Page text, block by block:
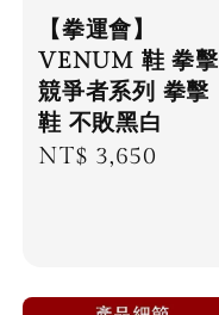
【拳運會】
VENUM 鞋 拳擊
競爭者系列 拳擊
鞋 不敗黑白
Regular
NT$ 3,650